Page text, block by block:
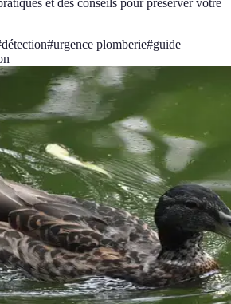
détection#urgence plomberie#guide